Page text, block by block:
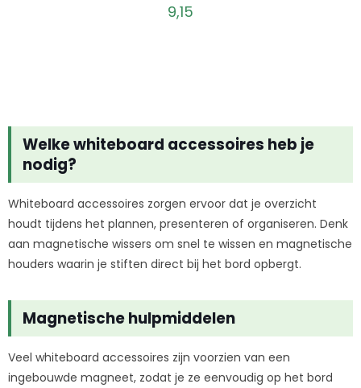
9,15
Welke whiteboard accessoires heb je
nodig?
Whiteboard accessoires zorgen ervoor dat je overzicht
houdt tijdens het plannen, presenteren of organiseren. Denk
aan magnetische wissers om snel te wissen en magnetische
houders waarin je stiften direct bij het bord opbergt.
Magnetische hulpmiddelen
Veel whiteboard accessoires zijn voorzien van een
ingebouwde magneet, zodat je ze eenvoudig op het bord